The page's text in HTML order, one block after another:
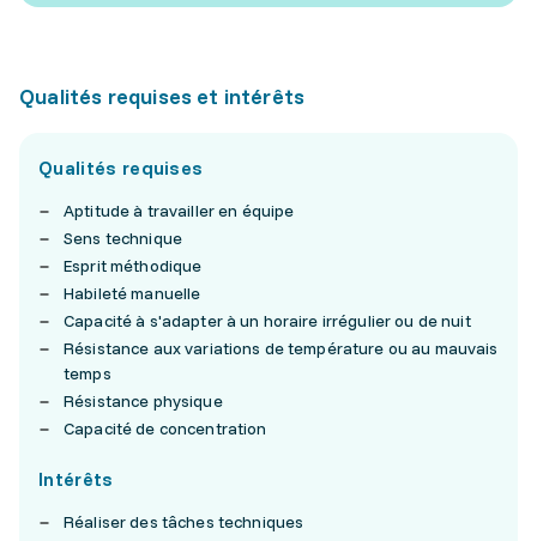
Qualités requises et intérêts
Qualités requises
Aptitude à travailler en équipe
Sens technique
Esprit méthodique
Habileté manuelle
Capacité à s'adapter à un horaire irrégulier ou de nuit
Résistance aux variations de température ou au mauvais
temps
Résistance physique
Capacité de concentration
Intérêts
Réaliser des tâches techniques